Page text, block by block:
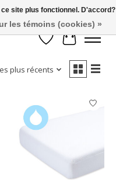
Liste de souhaits
Panier
plus récents
site plus fonctionnel. D'accord?
les témoins (cookies) »